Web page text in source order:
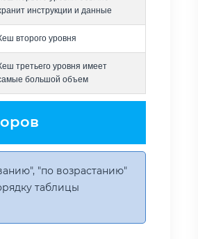
инструкции и данные
второго уровня
третьего уровня имеет
большой объем
"по возрастанию"
таблицы